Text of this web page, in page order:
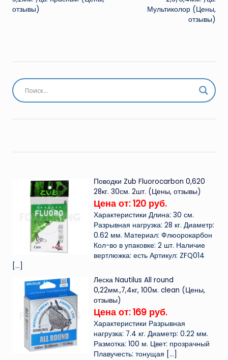
отзывы)
Мультиколор (Цены,
отзывы)
Поводки Zub Fluorocarbon 0,620
28кг. 30см. 2шт. (Цены, отзывы)
Цена от: 120 руб.
Характеристики Длина: 30 см.
Разрывная нагрузка: 28 кг. Диаметр:
0.62 мм. Материал: Флюорокарбон
Кол-во в упаковке: 2 шт. Наличие
вертлюжка: есть Артикул: ZFQ014
[…]
Леска Nautilus All round
0,22мм.,7,4кг, 100м. clean (Цены,
отзывы)
Цена от: 169 руб.
Характеристики Разрывная
нагрузка: 7.4 кг. Диаметр: 0.22 мм.
Размотка: 100 м. Цвет: прозрачный
Плавучесть: тонущая […]